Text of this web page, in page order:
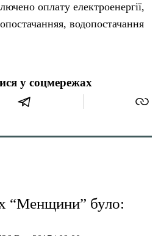
оплату електроенергії,
водопостачання
у соцмережах
“Менщини” було: